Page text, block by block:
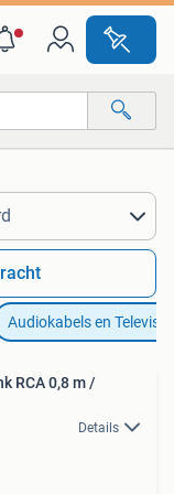
Audiokabels en
RCA 0,8 m /
Details